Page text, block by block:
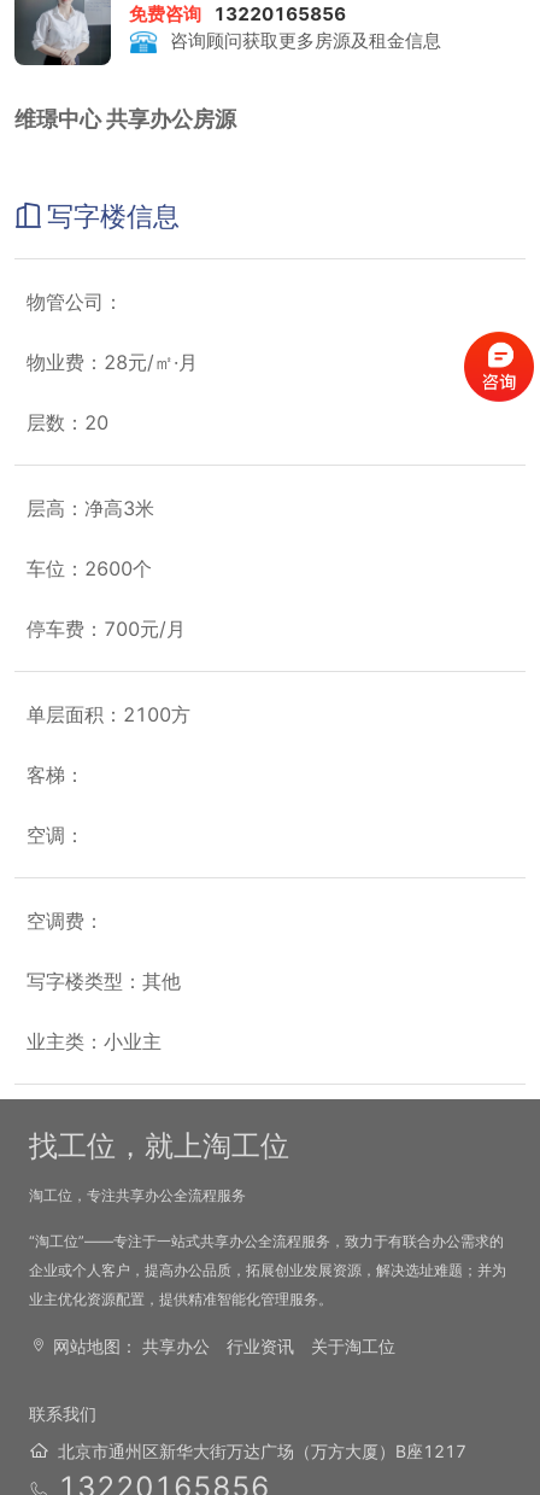
免费咨询
13220165856
咨询顾问获取更多房源及租金信息
维璟中心 共享办公房源
写字楼信息
物管公司：
物业费：28元/㎡·月
层数：20
层高：净高3米
车位：2600个
停车费：700元/月
单层面积：2100方
客梯：
空调：
空调费：
写字楼类型：其他
业主类：小业主
找工位，就上淘工位
淘工位，专注共享办公全流程服务
“淘工位”——专注于一站式共享办公全流程服务，致力于有联合办公需求的
企业或个人客户，提高办公品质，拓展创业发展资源，解决选址难题；并为
业主优化资源配置，提供精准智能化管理服务。
网站地图： 共享办公 行业资讯 关于淘工位
联系我们
北京市通州区新华大街万达广场（万方大厦）B座1217
13220165856